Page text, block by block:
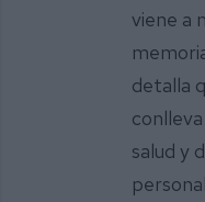
viene a
detalla
salud y